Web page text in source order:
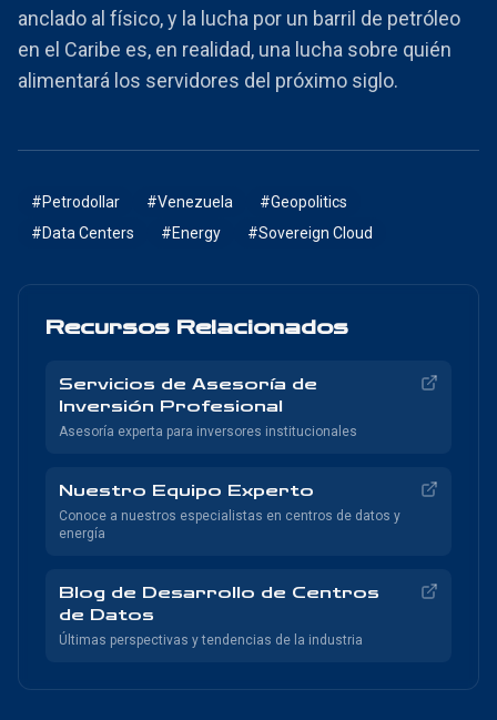
anclado al físico, y la lucha por un barril de petróleo
en el Caribe es, en realidad, una lucha sobre quién
alimentará los servidores del próximo siglo.
#Petrodollar #Venezuela #Geopolitics
#Data Centers #Energy #Sovereign Cloud
Recursos Relacionados
Servicios de Asesoría de
Inversión Profesional
Asesoría experta para inversores institucionales
Nuestro Equipo Experto
Conoce a nuestros especialistas en centros de datos y
energía
Blog de Desarrollo de Centros
de Datos
Últimas perspectivas y tendencias de la industria